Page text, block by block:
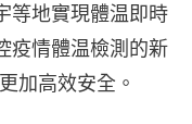
等地實現體温即時
疫情體温檢測的新
加高效安全。